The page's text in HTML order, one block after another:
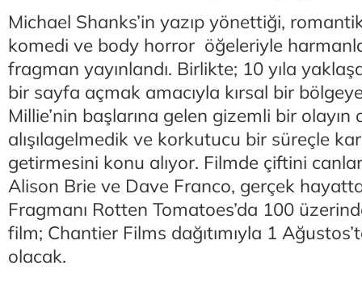
Michael Shanks’in yazıp yönettiği,
komedi ve body horror öğeleriyle
fragman yayınlandı. Birlikte; 10 yıla
bir sayfa açmak amacıyla kırsal bir
Millie’nin başlarına gelen gizemli bir olayın
alışılagelmedik ve korkutucu bir süreçle
getirmesini konu alıyor. Filmde çiftini
Alison Brie ve Dave Franco, gerçek
Fragmanı Rotten Tomatoes’da 100
film; Chantier Films dağıtımıyla 1
olacak.